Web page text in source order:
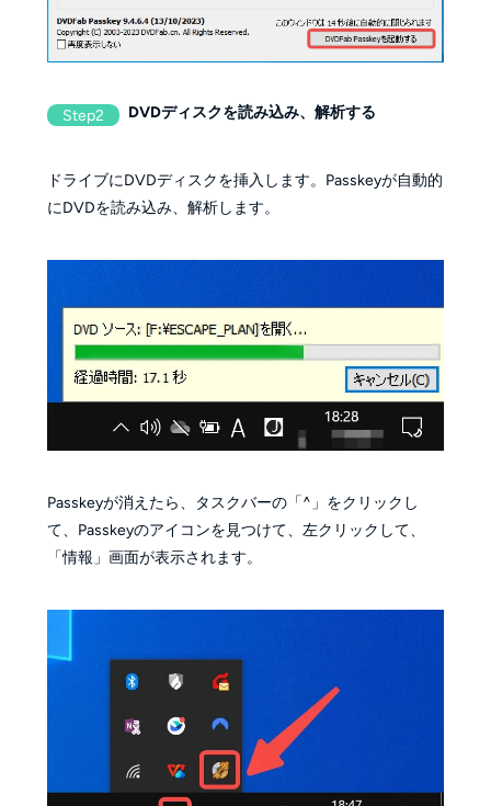
Step2 DVDディスクを読み込み、解析する
ドライブにDVDディスクを挿入します。Passkeyが自動的
にDVDを読み込み、解析します。
Passkeyが消えたら、タスクバーの「^」をクリックし
て、Passkeyのアイコンを見つけて、左クリックして、
「情報」画面が表示されます。